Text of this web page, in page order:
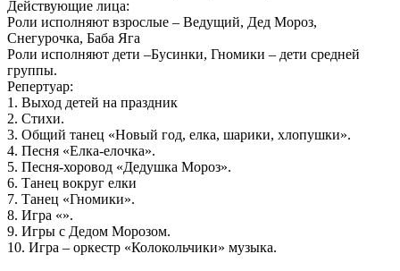
Действующие лица:
Роли исполняют взрослые – Ведущий, Дед Мороз,
Снегурочка, Баба Яга
Роли исполняют дети –Бусинки, Гномики – дети средней
группы.
Репертуар:
1. Выход детей на праздник
2. Стихи.
3. Общий танец «Новый год, елка, шарики, хлопушки».
4. Песня «Елка-елочка».
5. Песня-хоровод «Дедушка Мороз».
6. Танец вокруг елки
7. Танец «Гномики».
8. Игра «».
9. Игры с Дедом Морозом.
10. Игра – оркестр «Колокольчики» музыка.